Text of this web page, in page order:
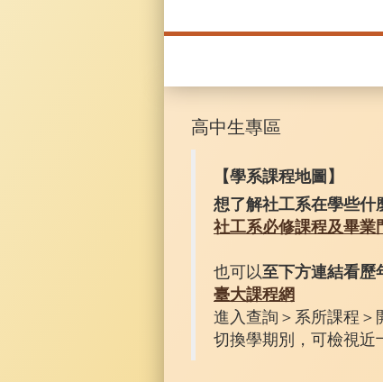
高中生專區
【學系課程地圖】
想了解社工系在學些什
社工系必修課程及畢業
也可以至下方連結看歷
臺大課程網
進入查詢＞系所課程＞
切換學期別，可檢視近